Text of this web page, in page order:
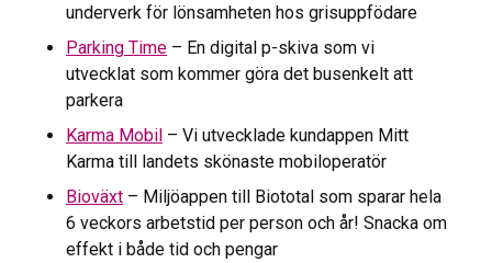
underverk för lönsamheten hos grisuppfödare
Parking Time – En digital p-skiva som vi
utvecklat som kommer göra det busenkelt att
parkera
Karma Mobil – Vi utvecklade kundappen Mitt
Karma till landets skönaste mobiloperatör
Bioväxt – Miljöappen till Biototal som sparar hela
6 veckors arbetstid per person och år! Snacka om
effekt i både tid och pengar